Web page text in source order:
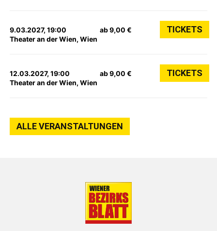
9.03.2027, 19:00
Theater an der Wien, Wien
ab 9,00 € TICKETS
12.03.2027, 19:00
Theater an der Wien, Wien
ab 9,00 € TICKETS
ALLE VERANSTALTUNGEN